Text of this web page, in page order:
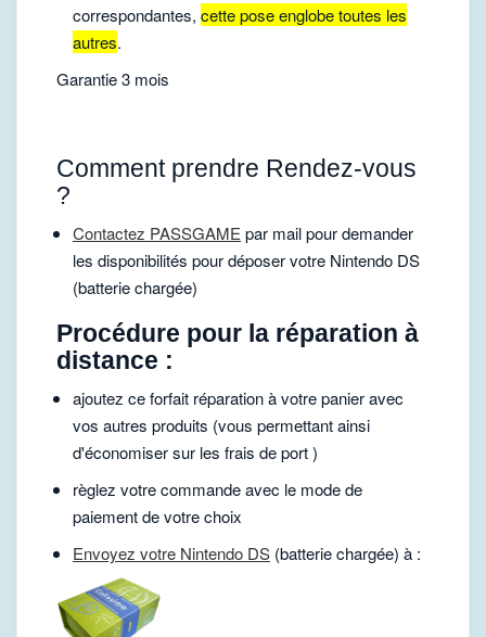
correspondantes, cette pose englobe toutes les
autres.
Garantie 3 mois
Comment prendre Rendez-vous
?
Contactez PASSGAME par mail pour demander
les disponibilités pour déposer votre Nintendo DS
(batterie chargée)
Procédure pour la réparation à
distance :
ajoutez ce forfait réparation à votre panier avec
vos autres produits (vous permettant ainsi
d'économiser sur les frais de port )
règlez votre commande avec le mode de
paiement de votre choix
Envoyez votre Nintendo DS (batterie chargée) à :